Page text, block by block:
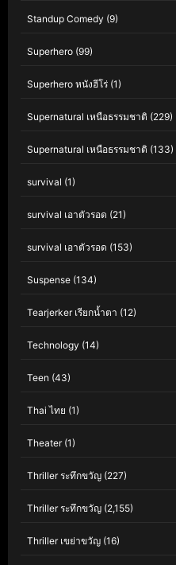
Standup Comedy (9)
Superhero (99)
Superhero หนังฮีโร่ (1)
Supernatural เหนือธรรมชาติ (229)
Supernatural เหนือธรรมชาติ (133)
survival (1)
survival เอาตัวรอด (21)
survival เอาตัวรอด (153)
Suspense (134)
Tearjerker เรียกน้ำตา (12)
Technology (14)
Teen (43)
Thai ไทย (1)
Theater(1)
Thriller ระทึกขวัญ (227)
Thriller ระทึกขวัญ (2,155)
Thriller เขย่าขวัญ (16)